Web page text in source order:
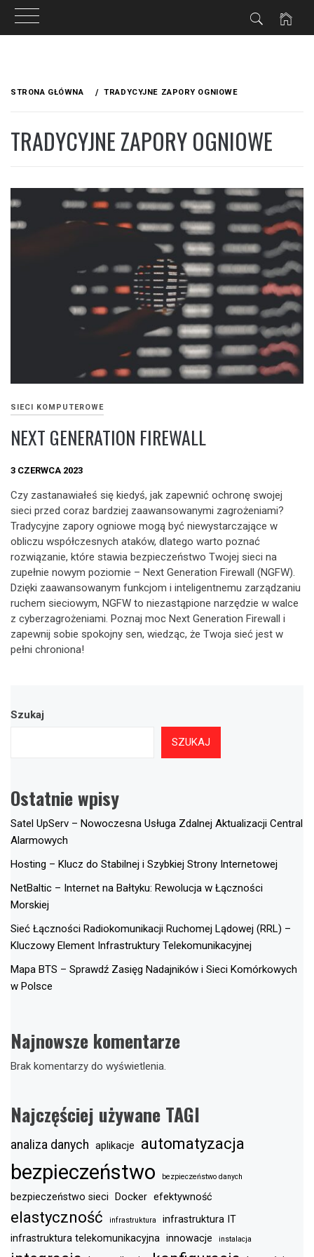
STRONA GŁÓWNA TRADYCYJNE ZAPORY OGNIOWE
TRADYCYJNE ZAPORY OGNIOWE
SIECI KOMPUTEROWE
NEXT GENERATION FIREWALL
3 CZERWCA 2023
Czy zastanawiałeś się kiedyś, jak zapewnić ochronę swojej
sieci przed coraz bardziej zaawansowanymi zagrożeniami?
Tradycyjne zapory ogniowe mogą być niewystarczające w
obliczu współczesnych ataków, dlatego warto poznać
rozwiązanie, które stawia bezpieczeństwo Twojej sieci na
zupełnie nowym poziomie – Next Generation Firewall (NGFW).
Dzięki zaawansowanym funkcjom i inteligentnemu zarządzaniu
ruchem sieciowym, NGFW to niezastąpione narzędzie w walce
z cyberzagrożeniami. Poznaj moc Next Generation Firewall i
zapewnij sobie spokojny sen, wiedząc, że Twoja sieć jest w
pełni chroniona!
Szukaj
SZUKAJ
Ostatnie wpisy
Satel UpServ – Nowoczesna Usługa Zdalnej Aktualizacji Central
Alarmowych
Hosting – Klucz do Stabilnej i Szybkiej Strony Internetowej
NetBaltic – Internet na Bałtyku: Rewolucja w Łączności
Morskiej
Sieć Łączności Radiokomunikacji Ruchomej Lądowej (RRL) –
Kluczowy Element Infrastruktury Telekomunikacyjnej
Mapa BTS – Sprawdź Zasięg Nadajników i Sieci Komórkowych
w Polsce
Najnowsze komentarze
Brak komentarzy do wyświetlenia.
Najczęściej używane TAGI
analiza danych aplikacje automatyzacja
bezpieczeństwo bezpieczeństwo danych
bezpieczeństwo sieci Docker efektywność
elastyczność infrastruktura
infrastruktura IT
infrastruktura telekomunikacyjna innowacje instalacja